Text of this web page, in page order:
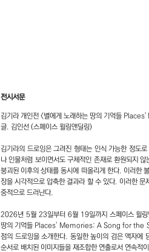
전시서문
김기라 개인전 <별에게 노래하는 땅의 기억들
글. 김인선 (스페이스 윌링앤딜링)
김기라의 드로잉은 그려진 형태는 인식 가능한 정도
나 인물처럼 보이면서도 구체적인 존재로 환원되지
붕괴된 이후의 상태를 동시에 떠올리게 한다. 이러한
장을 시각적으로 압축한 결과라 할 수 있다. 이러한
중적으로 드러난다.
2026년 5월 23일부터 6월 19일까지 스페이스 윌링
땅의 기억들 Places' Memories: A Song for the
점의 드로잉을 소개한다. 동일한 높이의 검은 액자에
순서로 배치된 이미지들을 재조합한 연출로서 연속적